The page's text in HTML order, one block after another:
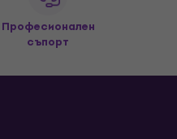
Професионален
съпорт